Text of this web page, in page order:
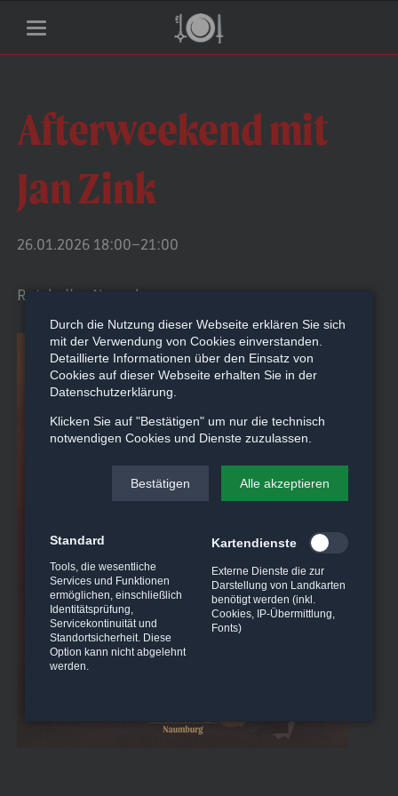
Afterweekend mit
Jan Zink
26.01.2026 18:00–21:00
Ratskeller Naumburg
Durch die Nutzung dieser Webseite erklären Sie sich
mit der Verwendung von Cookies einverstanden.
Detaillierte Informationen über den Einsatz von
Cookies auf dieser Webseite erhalten Sie in der
Datenschutzerklärung.
Klicken Sie auf "Bestätigen" um nur die technisch
notwendigen Cookies und Dienste zuzulassen.
Bestätigen Alle akzeptieren
Standard
Tools, die wesentliche
Services und Funktionen
ermöglichen, einschließlich
Identitätsprüfung,
Servicekontinuität und
Standortsicherheit. Diese
Option kann nicht abgelehnt
werden.
Kartendienste
Externe Dienste die zur
Darstellung von Landkarten
benötigt werden (inkl.
Cookies, IP-Übermittlung,
Fonts)